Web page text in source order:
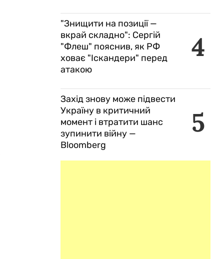
4
"Знищити на позиції —
вкрай складно": Сергій
"Флеш" пояснив, як РФ
ховає "Іскандери" перед
атакою
5
Захід знову може підвести
Україну в критичний
момент і втратити шанс
зупинити війну —
Bloomberg